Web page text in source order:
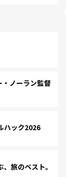
ノーラン監督
ハック2026
旅のベスト。